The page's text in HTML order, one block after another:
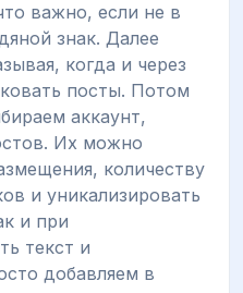
важно, если не в
знак. Далее
когда и через
посты. Потом
аккаунт,
Их можно
количеству
и уникализировать
и при
текст и
добавляем в